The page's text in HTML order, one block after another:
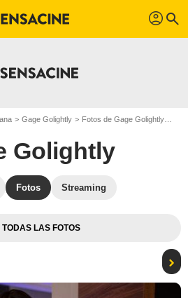
profil search
Gage Golightly Fotos de Gage Golightly
Golightly
Fotos Streaming
TODAS LAS FOTOS